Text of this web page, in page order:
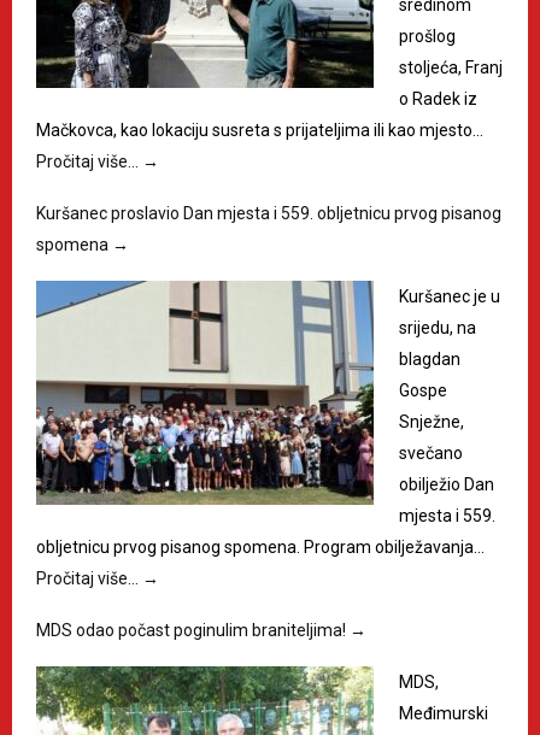
sredinom
prošlog
stoljeća, Franj
o Radek iz
Mačkovca, kao lokaciju susreta s prijateljima ili kao mjesto…
Pročitaj više…
→
Kuršanec proslavio Dan mjesta i 559. obljetnicu prvog pisanog
spomena →
Kuršanec je u
srijedu, na
blagdan
Gospe
Snježne,
svečano
obilježio Dan
mjesta i 559.
obljetnicu prvog pisanog spomena. Program obilježavanja…
Pročitaj više…
→
MDS odao počast poginulim braniteljima! →
MDS,
Međimurski